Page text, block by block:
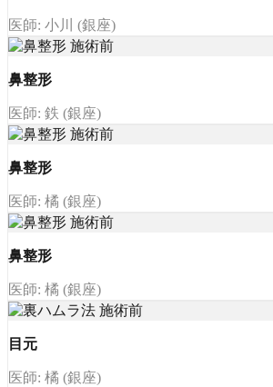
医師: 小川 (銀座)
鼻整形
医師: 鉄 (銀座)
鼻整形
医師: 橘 (銀座)
鼻整形
医師: 橘 (銀座)
目元
医師: 橘 (銀座)